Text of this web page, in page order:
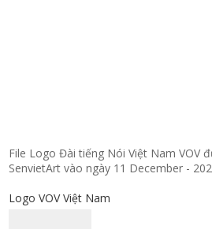
File Logo Đài tiếng Nói Việt Nam VOV
SenvietArt vào ngày 11 December -
Logo VOV Việt Nam